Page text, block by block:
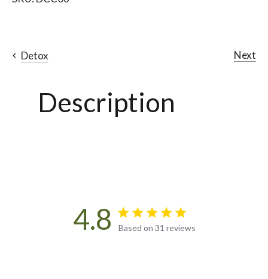
Detox Next
Description
4.8 4.8 star rating
Based on 31 reviews